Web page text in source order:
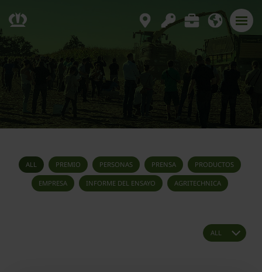
ALL PREMIO PERSONAS PRENSA PRODUCTOS
EMPRESA INFORME DEL ENSAYO AGRITECHNICA